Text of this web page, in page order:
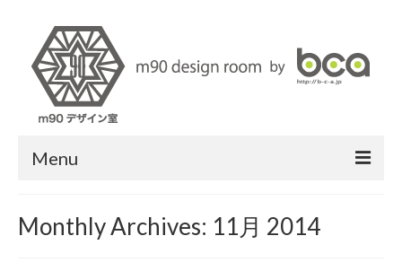
Menu
m90 design
Monthly Archives: 11月 2014